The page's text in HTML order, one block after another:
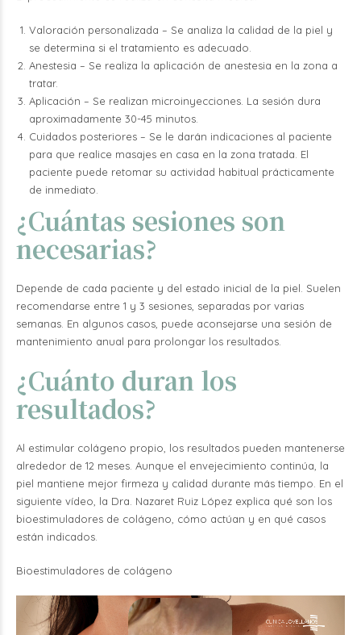
Valoración personalizada – Se analiza la calidad de la piel y
se determina si el tratamiento es adecuado.
Anestesia – Se realiza la aplicación de anestesia en la zona a
tratar.
Aplicación – Se realizan microinyecciones. La sesión dura
aproximadamente 30-45 minutos.
Cuidados posteriores – Se le darán indicaciones al paciente
para que realice masajes en casa en la zona tratada. El
paciente puede retomar su actividad habitual prácticamente
de inmediato.
¿Cuántas sesiones son
necesarias?
Depende de cada paciente y del estado inicial de la piel. Suelen
recomendarse entre 1 y 3 sesiones, separadas por varias
semanas. En algunos casos, puede aconsejarse una sesión de
mantenimiento anual para prolongar los resultados.
¿Cuánto duran los
resultados?
Al estimular colágeno propio, los resultados pueden mantenerse
alrededor de 12 meses. Aunque el envejecimiento continúa, la
piel mantiene mejor firmeza y calidad durante más tiempo. En el
siguiente vídeo, la Dra. Nazaret Ruiz López explica qué son los
bioestimuladores de colágeno, cómo actúan y en qué casos
están indicados.
Bioestimuladores de colágeno
Reproductor